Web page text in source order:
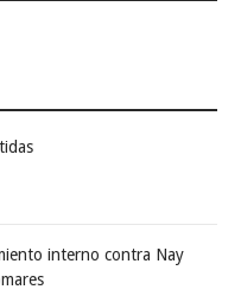
interno contra Nay